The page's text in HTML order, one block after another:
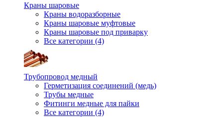
Краны шаровые
Краны водоразборные
Краны шаровые муфтовые
Краны шаровые под приварку
Все категории (4)
Трубопровод медный
Герметизация соединений (медь)
Трубы медные
Фитинги медные для пайки
Все категории (4)